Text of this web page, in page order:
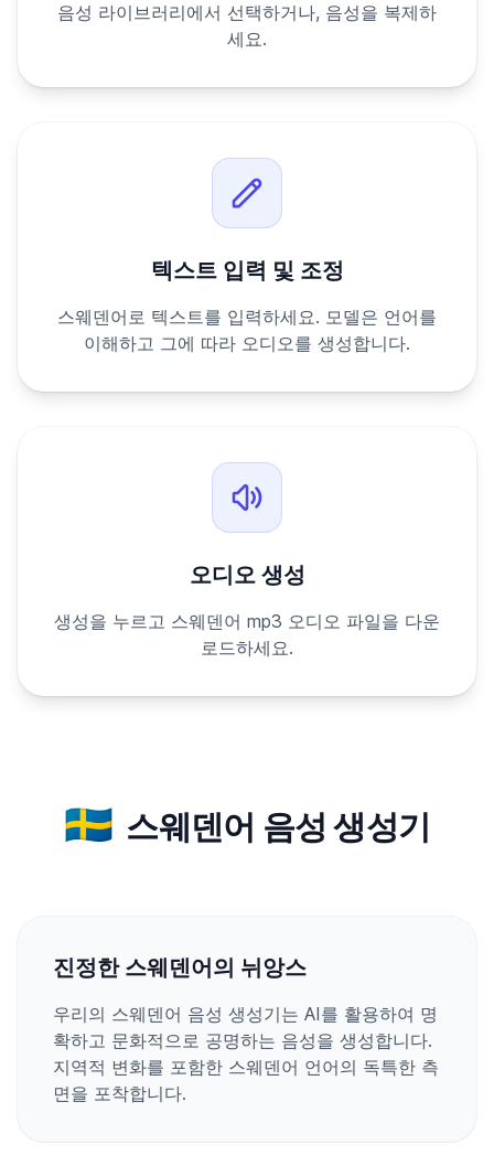
음성 라이브러리에서 선택하거나, 음성을 복제하
세요.
텍스트 입력 및 조정
스웨덴어로 텍스트를 입력하세요. 모델은 언어를
이해하고 그에 따라 오디오를 생성합니다.
오디오 생성
생성을 누르고 스웨덴어 mp3 오디오 파일을 다운
로드하세요.
🇸🇪 스웨덴어 음성 생성기
진정한 스웨덴어의 뉘앙스
우리의 스웨덴어 음성 생성기는 AI를 활용하여 명
확하고 문화적으로 공명하는 음성을 생성합니다.
지역적 변화를 포함한 스웨덴어 언어의 독특한 측
면을 포착합니다.